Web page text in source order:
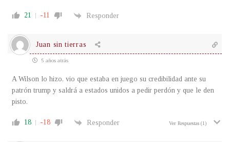
21 -11 Responder
Juan sin tierras
5 años atrás
A Wilson lo hizo, vio que estaba en juego su credibilidad ante su
patrón trump y saldrá a estados unidos a pedir perdón y que le den
pisto.
18 -18 Responder Ver Respuestas (1)